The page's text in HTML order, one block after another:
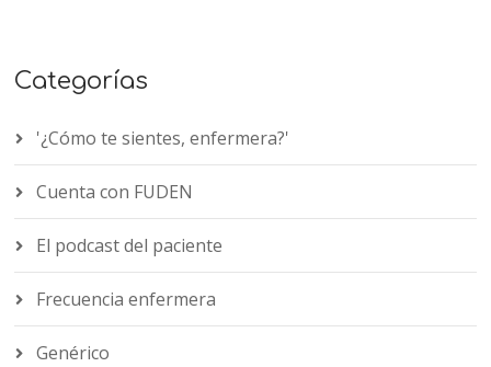
Categorías
'¿Cómo te sientes, enfermera?'
Cuenta con FUDEN
El podcast del paciente
Frecuencia enfermera
Genérico